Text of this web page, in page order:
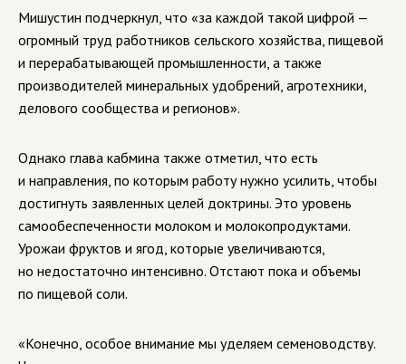
Мишустин подчеркнул, что «за каждой такой цифрой —
огромный труд работников сельского хозяйства, пищевой
и перерабатывающей промышленности, а также
производителей минеральных удобрений, агротехники,
делового сообщества и регионов».
Однако глава кабмина также отметил, что есть
и направления, по которым работу нужно усилить, чтобы
достигнуть заявленных целей доктрины. Это уровень
самообеспеченности молоком и молокопродуктами.
Урожаи фруктов и ягод, которые увеличиваются,
но недостаточно интенсивно. Отстают пока и объемы
по пищевой соли.
«Конечно, особое внимание мы уделяем семеноводству.